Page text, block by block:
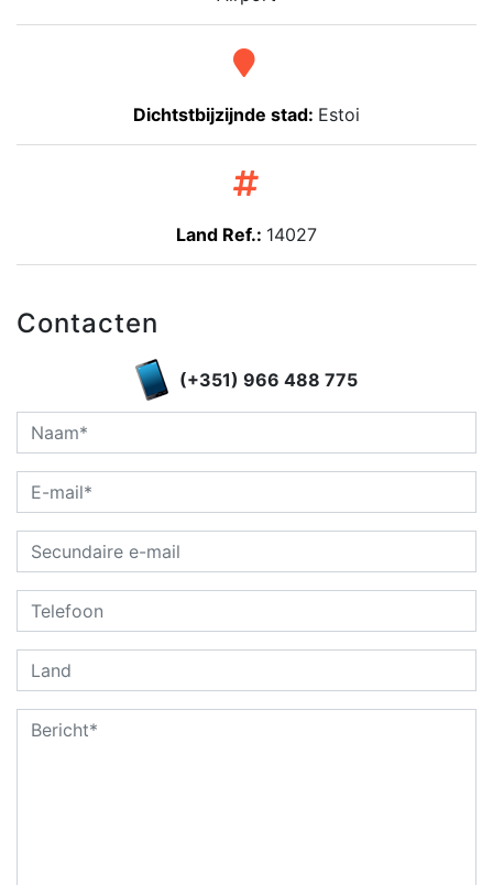
Dichtstbijzijnde stad: Estoi
Land Ref.: 14027
Contacten
(+351) 966 488 775